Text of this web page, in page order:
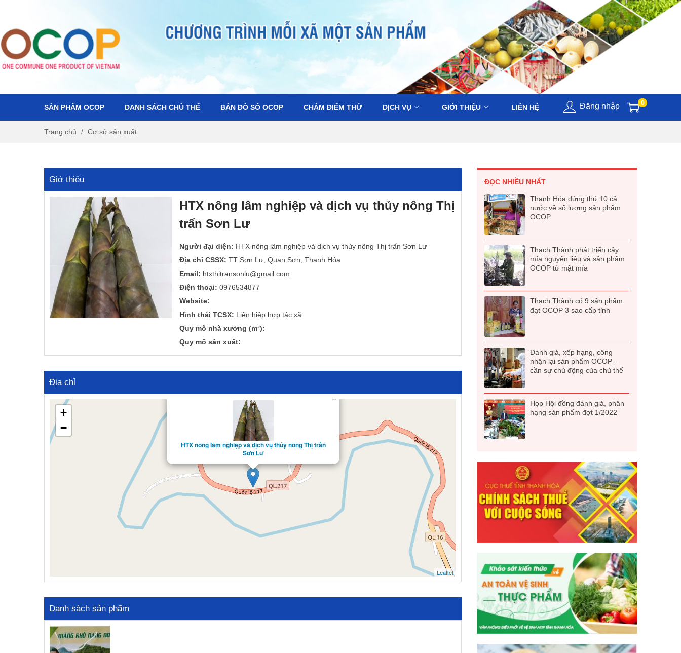
k
k
SẢN PHẨM OCOP DANH SÁCH CHỦ THỂ BẢN ĐỒ SỐ OCOP CHẤM ĐIỂM THỬ DỊCH VỤ GIỚI THIỆU LIÊN HỆ Đăng nhập 0
Trang chủ Cơ sở sản xuất
Giớ thiệu
HTX nông lâm nghiệp và dịch vụ thủy nông Thị
trấn Sơn Lư
Người đại diện: HTX nông lâm nghiệp và dịch vụ thủy nông Thị trấn Sơn Lư
Địa chỉ CSSX: TT Sơn Lư, Quan Sơn, Thanh Hóa
Email: htxthitransonlu@gmail.com
Điện thoại: 0976534877
Website:
Hình thái TCSX: Liên hiệp hợp tác xã
Quy mô nhà xưởng (m²):
Quy mô sản xuất:
Địa chỉ
HTX nông lâm nghiệp và dịch vụ thủy nông Thị trấn
Sơn Lư
×
+
−
Leaflet
Danh sách sản phẩm
ĐỌC NHIỀU NHẤT
Thanh Hóa đứng thứ 10 cả
nước về số lượng sản phẩm
OCOP
Thạch Thành phát triển cây
mía nguyên liệu và sản phẩm
OCOP từ mật mía
Thạch Thành có 9 sản phẩm
đạt OCOP 3 sao cấp tỉnh
Đánh giá, xếp hạng, công
nhận lại sản phẩm OCOP –
cần sự chủ động của chủ thể
Họp Hội đồng đánh giá, phân
hạng sản phẩm đợt 1/2022